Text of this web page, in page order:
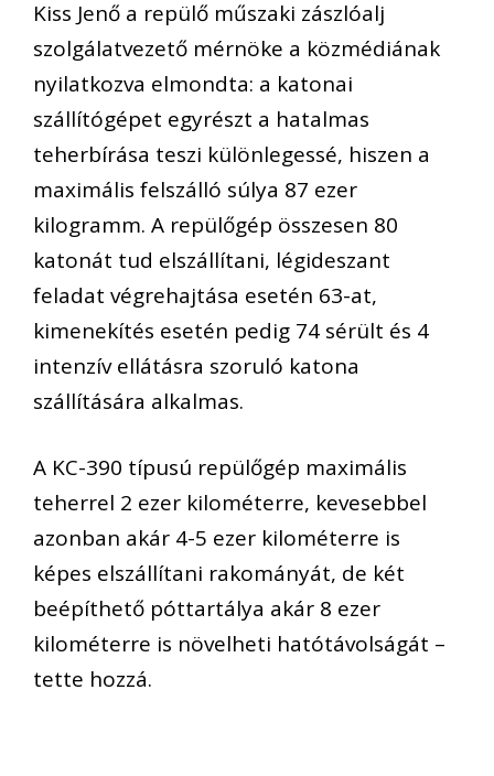
Kiss Jenő a repülő műszaki zászlóalj
szolgálatvezető mérnöke a közmédiának
nyilatkozva elmondta: a katonai
szállítógépet egyrészt a hatalmas
teherbírása teszi különlegessé, hiszen a
maximális felszálló súlya 87 ezer
kilogramm. A repülőgép összesen 80
katonát tud elszállítani, légideszant
feladat végrehajtása esetén 63-at,
kimenekítés esetén pedig 74 sérült és 4
intenzív ellátásra szoruló katona
szállítására alkalmas.
A KC-390 típusú repülőgép maximális
teherrel 2 ezer kilométerre, kevesebbel
azonban akár 4-5 ezer kilométerre is
képes elszállítani rakományát, de két
beépíthető póttartálya akár 8 ezer
kilométerre is növelheti hatótávolságát –
tette hozzá.